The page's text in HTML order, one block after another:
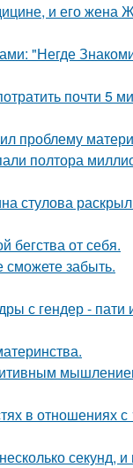
и его жена
"Негде
почти 5
проблему
полтора
стулова
бегства от себя.
сможете забыть.
с гендер - пати
в отношениях
секунд,